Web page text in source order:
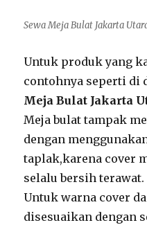
Sewa Meja Bulat Jakarta
Untuk produk yang
contohnya seperti di
Meja Bulat Jakarta
Meja bulat tampak
dengan
taplak,karena cover
selalu bersih terawat.
Untuk warna cover
disesuaikan dengan